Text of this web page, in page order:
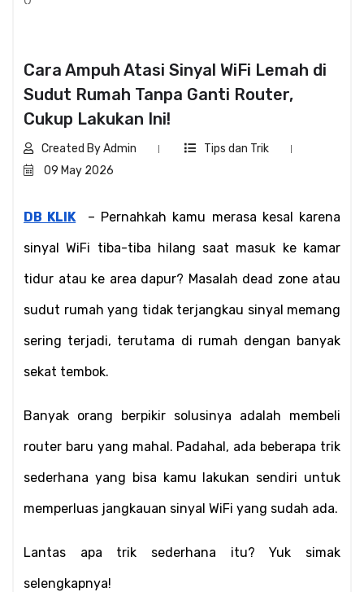
Cara Ampuh Atasi Sinyal WiFi Lemah di
Sudut Rumah Tanpa Ganti Router,
Cukup Lakukan Ini!
Created By Admin
Tips dan Trik
09 May 2026
DB KLIK – Pernahkah kamu merasa kesal karena
sinyal WiFi tiba-tiba hilang saat masuk ke kamar
tidur atau ke area dapur? Masalah dead zone atau
sudut rumah yang tidak terjangkau sinyal memang
sering terjadi, terutama di rumah dengan banyak
sekat tembok.
Banyak orang berpikir solusinya adalah membeli
router baru yang mahal. Padahal, ada beberapa trik
sederhana yang bisa kamu lakukan sendiri untuk
memperluas jangkauan sinyal WiFi yang sudah ada.
Lantas apa trik sederhana itu? Yuk simak
selengkapnya!